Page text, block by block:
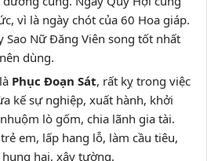
vì là ngày chót của 60 Hoa giáp.
Sao Nữ Đăng Viên song tốt nhất
dùng.
Phục Đoạn Sát, rất kỵ trong việc
kế sự nghiệp, xuất hành, khởi
lò gốm, chia lãnh gia tài.
em, lấp hang lỗ, làm cầu tiêu,
hại, xây tường.